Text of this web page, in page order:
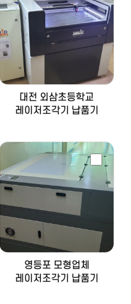
대전 외삼초등학교
레이저조각기 납품기
영등포 모형업체
레이저조각기 납품기